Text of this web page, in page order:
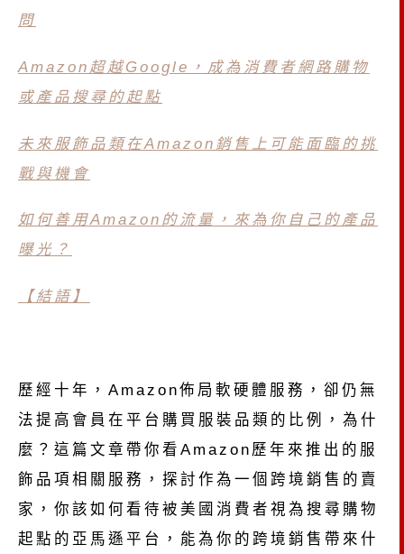
問
Amazon超越Google，成為消費者網路購物
或產品搜尋的起點
未來服飾品類在Amazon銷售上可能面臨的挑
戰與機會
如何善用Amazon的流量，來為你自己的產品
曝光？
【結語】
歷經十年，Amazon佈局軟硬體服務，卻仍無
法提高會員在平台購買服裝品類的比例，為什
麼？這篇文章帶你看Amazon歷年來推出的服
飾品項相關服務，探討作為一個跨境銷售的賣
家，你該如何看待被美國消費者視為搜尋購物
起點的亞馬遜平台，能為你的跨境銷售帶來什